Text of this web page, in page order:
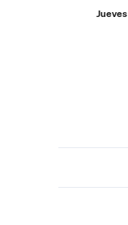
Jueves